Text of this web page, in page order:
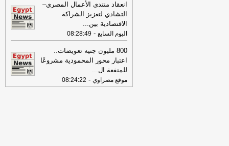
الخميس 30-07-2026
18:41
رئيس "الوطنية للصحافة" يكشف
تفاصيل حملة الصحف القومية لمواجهة
مخاطر السوشيال ميديا
16:46
وزير الخزانة الأميركي: لن نسمح
لإيران اتخاذ التجارة العالمية رهينة أو
استخدام الشحن الدولي لتمويل الحرس
الثوري-لبنانون 24
انعقاد منتدى الأعمال المصري–
التشادي لتعزيز الشراكة
الاقتصادية بين...
اليوم السابع -
08:28:49
800 مليون جنيه تعويضات..
اعتبار محور المحمودية مشروعًا
للمنفعة ال...
موقع مصراوي -
08:24:22